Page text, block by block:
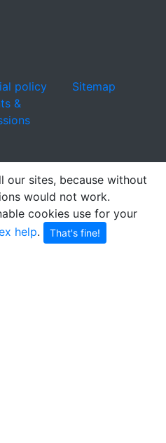
policy
&
Sitemap
our sites, because without
would not work.
cookies use for your
help. That's fine!